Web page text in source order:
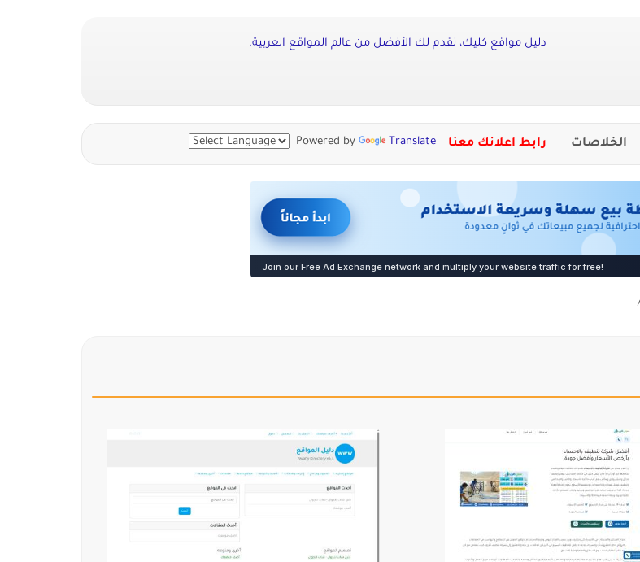
دليل مواقع كليك، نقدم لك الأفضل من عالم المواقع العربية.
الخلاصات رابط اعلانك معنا Powered by Translate